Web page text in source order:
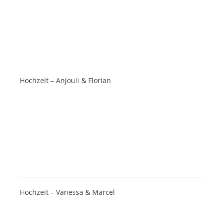
Hochzeit – Anjouli & Florian
Hochzeit – Vanessa & Marcel